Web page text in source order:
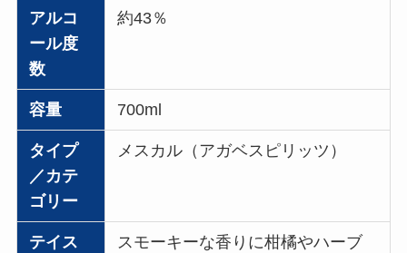
アルコ
ール度
数
約43％
容量 700ml
タイプ
／カテ
ゴリー
メスカル（アガベスピリッツ）
テイス
スモーキーな香りに柑橘やハーブ